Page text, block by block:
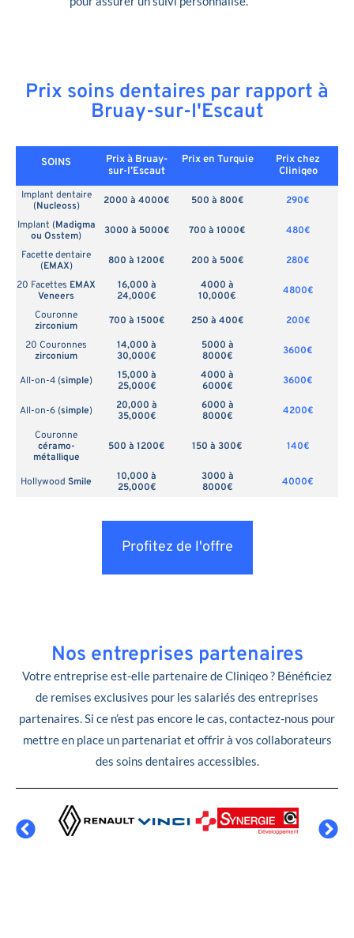
Prix soins dentaires par rapport à
Bruay-sur-l'Escaut
SOINS
Prix à Bruay-
sur-l’Escaut
Prix en Turquie
Prix chez
Cliniqeo
Implant dentaire
(Nucleoss) 2000 à 4000€ 500 à 800€
290€
Implant (Madigma
ou Osstem) 3000 à 5000€ 700 à 1000€
480€
Facette dentaire
(EMAX) 800 à 1200€ 200 à 500€
280€
20 Facettes EMAX
Veneers
16,000 à
24,000€
4000 à
10,000€
4800€
Couronne
zirconium
700 à 1500€ 250 à 400€
200€
20 Couronnes
zirconium
14,000 à
30,000€
5000 à
8000€
3600€
All-on-4 (simple)
15,000 à
25,000€
4000 à
6000€
3600€
All-on-6 (simple)
20,000 à
35,000€
6000 à
8000€
4200€
Couronne
céramo-
métallique
500 à 1200€ 150 à 300€ 140€
Hollywood Smile
10,000 à
25,000€
3000 à
8000€
4000€
Profitez de l'offre
Nos entreprises partenaires
Votre entreprise est-elle partenaire de Cliniqeo ? Bénéficiez
de remises exclusives pour les salariés des entreprises
partenaires. Si ce n’est pas encore le cas, contactez-nous pour
mettre en place un partenariat et offrir à vos collaborateurs
des soins dentaires accessibles.